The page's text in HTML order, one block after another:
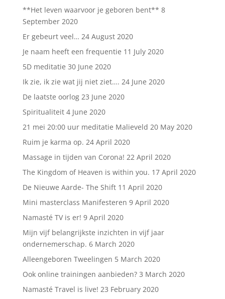
**Het leven waarvoor je geboren bent** 8
September 2020
Er gebeurt veel… 24 August 2020
Je naam heeft een frequentie 11 July 2020
5D meditatie 30 June 2020
Ik zie, ik zie wat jij niet ziet…. 24 June 2020
De laatste oorlog 23 June 2020
Spiritualiteit 4 June 2020
21 mei 20:00 uur meditatie Malieveld 20 May 2020
Ruim je karma op. 24 April 2020
Massage in tijden van Corona! 22 April 2020
The Kingdom of Heaven is within you. 17 April 2020
De Nieuwe Aarde- The Shift 11 April 2020
Mini masterclass Manifesteren 9 April 2020
Namasté TV is er! 9 April 2020
Mijn vijf belangrijkste inzichten in vijf jaar
ondernemerschap. 6 March 2020
Alleengeboren Tweelingen 5 March 2020
Ook online trainingen aanbieden? 3 March 2020
Namasté Travel is live! 23 February 2020